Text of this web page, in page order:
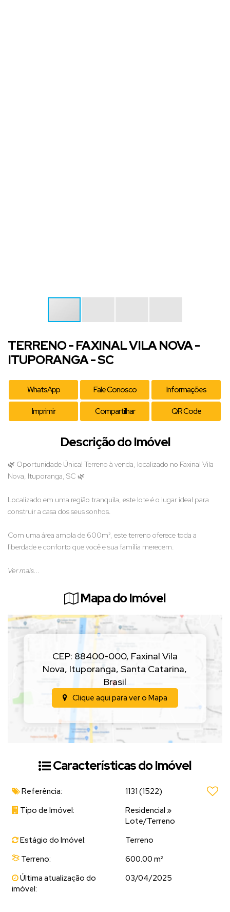
TERRENO - FAXINAL VILA NOVA -
ITUPORANGA - SC
WhatsApp Fale Conosco Informações
Imprimir Compartilhar QR Code
Descrição do Imóvel
🌿 Oportunidade Única! Terreno à venda, localizado no Faxinal Vila
Nova, Ituporanga, SC 🌿
Localizado em uma região tranquila, este lote é o lugar ideal para
construir a casa dos seus sonhos.
Com uma área ampla de 600m², este terreno oferece toda a
liberdade e conforto que você e sua família merecem.
📞 Entre em contato agora mesmo e garanta essa oportunidade
Ver mais...
Mapa do Imóvel
CEP: 88400-000, Faxinal Vila
Nova, Ituporanga,Santa Catarina,
Brasil
Clique aqui para ver o Mapa
Características do Imóvel
Referência: 1131 (1522)
Tipo de Imóvel:
Residencial »
Lote/Terreno
Estágio do Imóvel:
Terreno
Terreno:
600.00 m²
Última atualização do
imóvel:
03/04/2025